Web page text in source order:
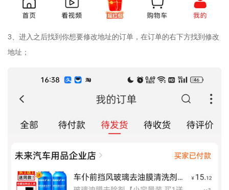
3、进入之后找到你想要修改地址的订单，在订单的右下方找到修改
地址；